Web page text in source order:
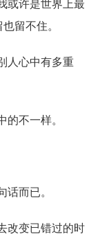
留不住。
人心中有多重
不一样。
而已。
改变已错过的时